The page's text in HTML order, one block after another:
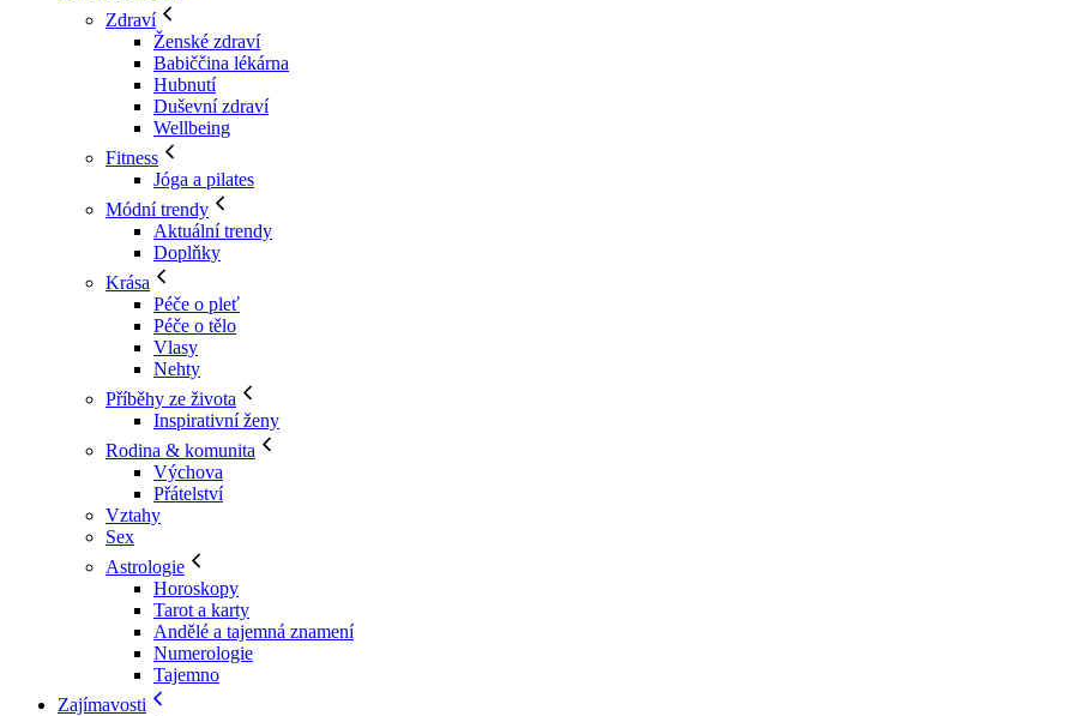
Zdraví
Ženské zdraví
Babiččina lékárna
Hubnutí
Duševní zdraví
Wellbeing
Fitness
Jóga a pilates
Módní trendy
Aktuální trendy
Doplňky
Krása
Péče o pleť
Péče o tělo
Vlasy
Nehty
Příběhy ze života
Inspirativní ženy
Rodina & komunita
Výchova
Přátelství
Vztahy
Sex
Astrologie
Horoskopy
Tarot a karty
Andělé a tajemná znamení
Numerologie
Tajemno
Zajímavosti